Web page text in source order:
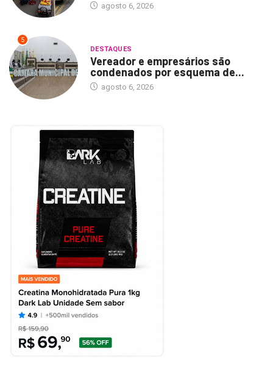
agosto 6, 2026
5
DESTAQUES
Vereador e empresários são
condenados por esquema de...
agosto 6, 2026